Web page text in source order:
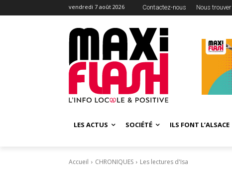
vendredi 7 août 2026 Contactez-nous Nous trouver
LES ACTUS SOCIÉTÉ ILS FONT L’ALSACE
Accueil CHRONIQUES Les lectures d'Isa